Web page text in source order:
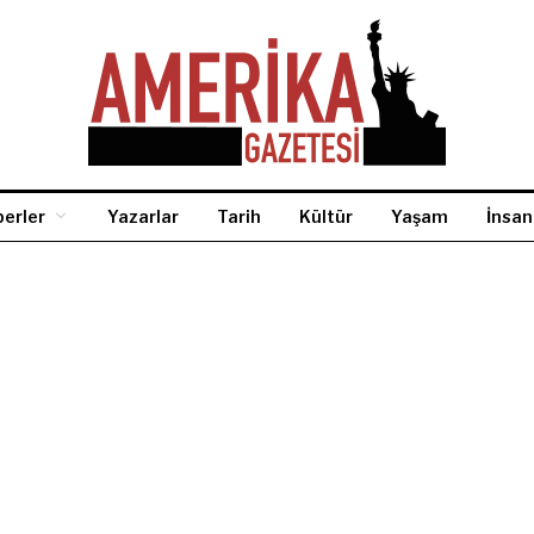
Yazarlar Tarih Kültür Yaşam